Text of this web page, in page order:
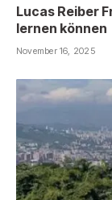
Lucas Reiber
lernen können
November 16, 2025